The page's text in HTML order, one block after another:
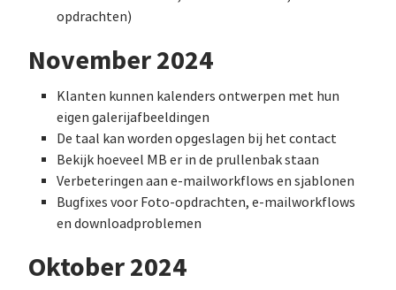
opdrachten)
November 2024
Klanten kunnen kalenders ontwerpen met hun
eigen galerijafbeeldingen
De taal kan worden opgeslagen bij het contact
Bekijk hoeveel MB er in de prullenbak staan
Verbeteringen aan e-mailworkflows en sjablonen
Bugfixes voor Foto-opdrachten, e-mailworkflows
en downloadproblemen
Oktober 2024